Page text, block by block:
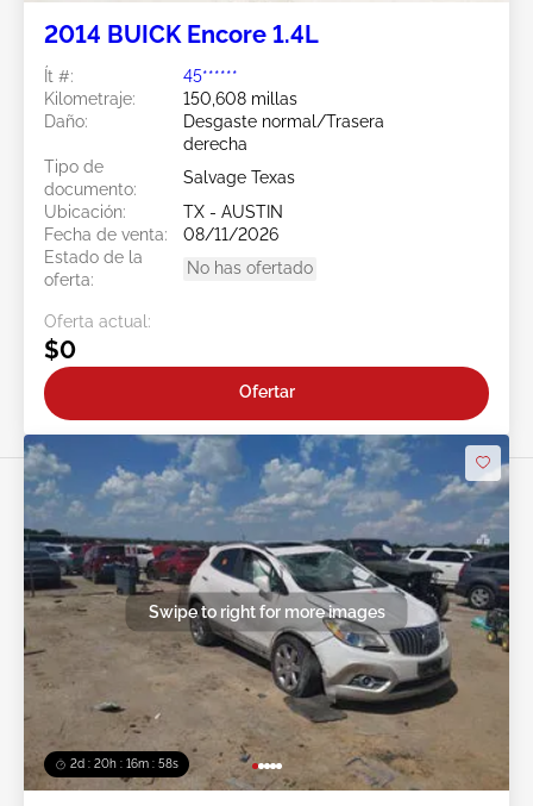
2014 BUICK Encore 1.4L
Ít #:
45******
Kilometraje:
150,608 millas
Daño:
Desgaste normal/Trasera
derecha
Tipo de
documento:
Salvage Texas
Ubicación:
TX - AUSTIN
Fecha de venta:
08/11/2026
Estado de la
oferta:
No has ofertado
Oferta actual:
$0
Ofertar
2d : 20h : 16m : 55s
Swipe to right for more images